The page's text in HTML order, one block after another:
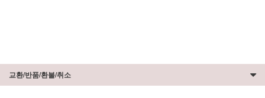
교환/반품/환불/취소